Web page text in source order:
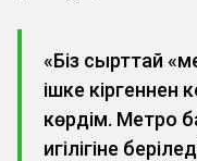
«Біз сырттай
ішке
көрдім. Метро
игілігіне